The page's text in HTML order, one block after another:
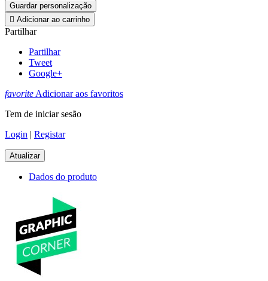
Guardar personalização
 Adicionar ao carrinho
Partilhar
Partilhar
Tweet
Google+
favorite Adicionar aos favoritos
Tem de iniciar sesão
Login | Registar
Dados do produto